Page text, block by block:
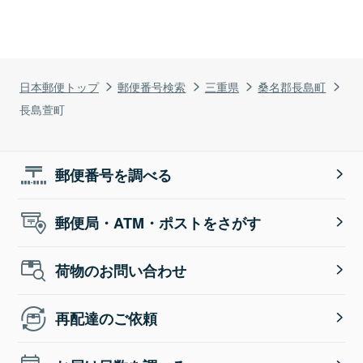
日本郵便トップ 郵便番号検索 三重県
桑名郡長島町
長島萱町
郵便番号を調べる
郵便局・ATM・ポストをさがす
荷物のお問い合わせ
再配達のご依頼